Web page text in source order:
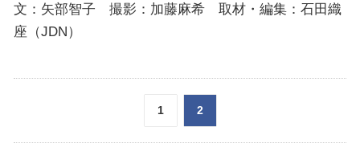
文：矢部智子 撮影：加藤麻希 取材・編集：石田織
座（JDN）
1 2